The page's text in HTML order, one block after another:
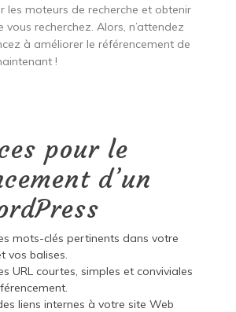
les moteurs de recherche et obtenir
vous recherchez. Alors, n’attendez
à améliorer le référencement de
!
pour le
d’un
mots-clés pertinents dans votre
vos balises.
URL courtes, simples et conviviales
liens internes à votre site Web